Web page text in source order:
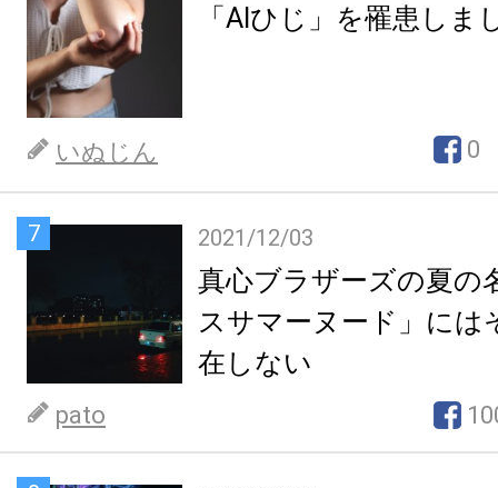
「AIひじ」を罹患しま
いぬじん 0
7 2021/12/03
真心ブラザーズの夏の
スサマーヌード」には
在しない
pato